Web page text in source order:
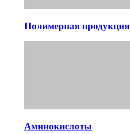
Полимерная продукция
Аминокислоты